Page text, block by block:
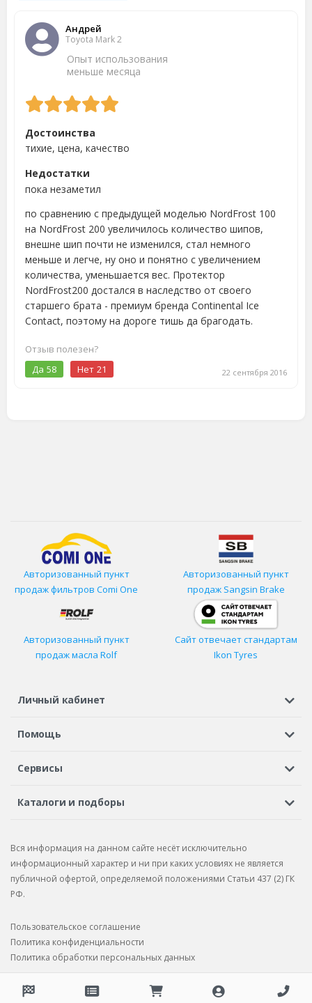
Андрей
Toyota Mark 2
Опыт использования
меньше месяца
22 сентября 2016
Достоинства
тихие, цена, качество
Недостатки
пока незаметил
по сравнению с предыдущей моделью NordFrost 100
на NordFrost 200 увеличилось количество шипов,
внешне шип почти не изменился, стал немного
меньше и легче, ну оно и понятно с увеличением
количества, уменьшается вес. Протектор
NordFrost200 достался в наследство от своего
старшего брата - премиум бренда Continental Ice
Contact, поэтому на дороге тишь да брагодать.
Отзыв полезен?
Да 58 Нет 21
Авторизованный пункт
продаж фильтров Comi One
Авторизованный пункт
продаж Sangsin Brake
Авторизованный пункт
продаж масла Rolf
Сайт отвечает стандартам
Ikon Tyres
Личный кабинет
Регистрация или вход
Помощь
Шины в кредит
Сервисы
Автосервисы
Бонусная программа
Рекламации по услугам
Каталоги и подборы
Подбор запчастей
Каталог запчастей
Вся информация на данном сайте несёт исключительно
информационный характер и ни при каких условиях не является
публичной офертой, определяемой положениями Статьи 437 (2) ГК
РФ.
Пользовательское соглашение
Политика конфиденциальности
Политика обработки персональных данных